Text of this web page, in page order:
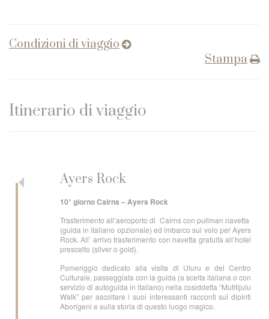
Condizioni di viaggio
Stampa
Itinerario di viaggio
Ayers Rock
10° giorno Cairns – Ayers Rock
Trasferimento all’aeroporto di Cairns con pullman navetta
(guida in italiano opzionale) ed imbarco sul volo per Ayers
Rock. All’ arrivo trasferimento con navetta gratuita all’hotel
prescelto (silver o gold).
Pomeriggio dedicato alla visita di Uluru e del Centro
Culturale, passeggiata con la guida (a scelta italiana o con
servizio di autoguida in italiano) nella cosiddetta “Mutitijulu
Walk” per ascoltare i suoi interessanti racconti sui dipinti
Aborigeni e sulla storia di questo luogo magico.